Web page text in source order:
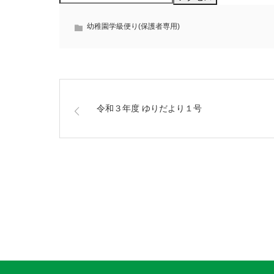
幼稚園学級便り(保護者専用)
令和３年度 ゆりだより１号